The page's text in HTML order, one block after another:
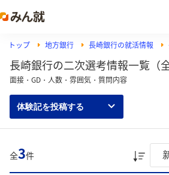
トップ 地方銀行 長崎銀行の就活情報
長崎銀行の二次選考情報一覧（全
面接・GD・人数・雰囲気・質問内容
体験記を投稿する
全3件